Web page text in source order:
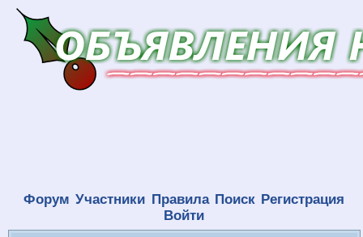
Форум Участники Правила Поиск Регистрация
Войти